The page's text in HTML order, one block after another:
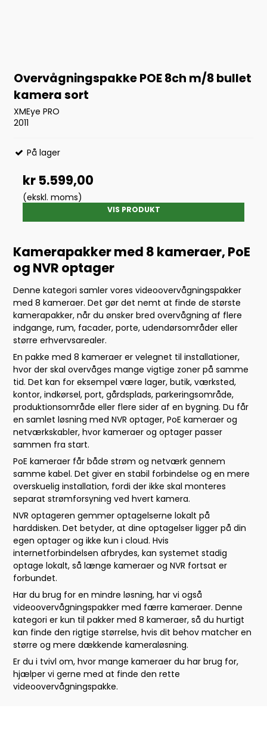
Overvågningspakke POE 8ch m/8 bullet
kamera sort
XMEye PRO
2011
På lager
kr 5.599,00
(ekskl. moms)
VIS PRODUKT
Kamerapakker med 8 kameraer, PoE
og NVR optager
Denne kategori samler vores videoovervågningspakker
med 8 kameraer. Det gør det nemt at finde de største
kamerapakker, når du ønsker bred overvågning af flere
indgange, rum, facader, porte, udendørsområder eller
større erhvervsarealer.
En pakke med 8 kameraer er velegnet til installationer,
hvor der skal overvåges mange vigtige zoner på samme
tid. Det kan for eksempel være lager, butik, værksted,
kontor, indkørsel, port, gårdsplads, parkeringsområde,
produktionsområde eller flere sider af en bygning. Du får
en samlet løsning med NVR optager, PoE kameraer og
netværkskabler, hvor kameraer og optager passer
sammen fra start.
PoE kameraer får både strøm og netværk gennem
samme kabel. Det giver en stabil forbindelse og en mere
overskuelig installation, fordi der ikke skal monteres
separat strømforsyning ved hvert kamera.
NVR optageren gemmer optagelserne lokalt på
harddisken. Det betyder, at dine optagelser ligger på din
egen optager og ikke kun i cloud. Hvis
internetforbindelsen afbrydes, kan systemet stadig
optage lokalt, så længe kameraer og NVR fortsat er
forbundet.
Har du brug for en mindre løsning, har vi også
videoovervågningspakker med færre kameraer. Denne
kategori er kun til pakker med 8 kameraer, så du hurtigt
kan finde den rigtige størrelse, hvis dit behov matcher en
større og mere dækkende kameraløsning.
Er du i tvivl om, hvor mange kameraer du har brug for,
hjælper vi gerne med at finde den rette
videoovervågningspakke.